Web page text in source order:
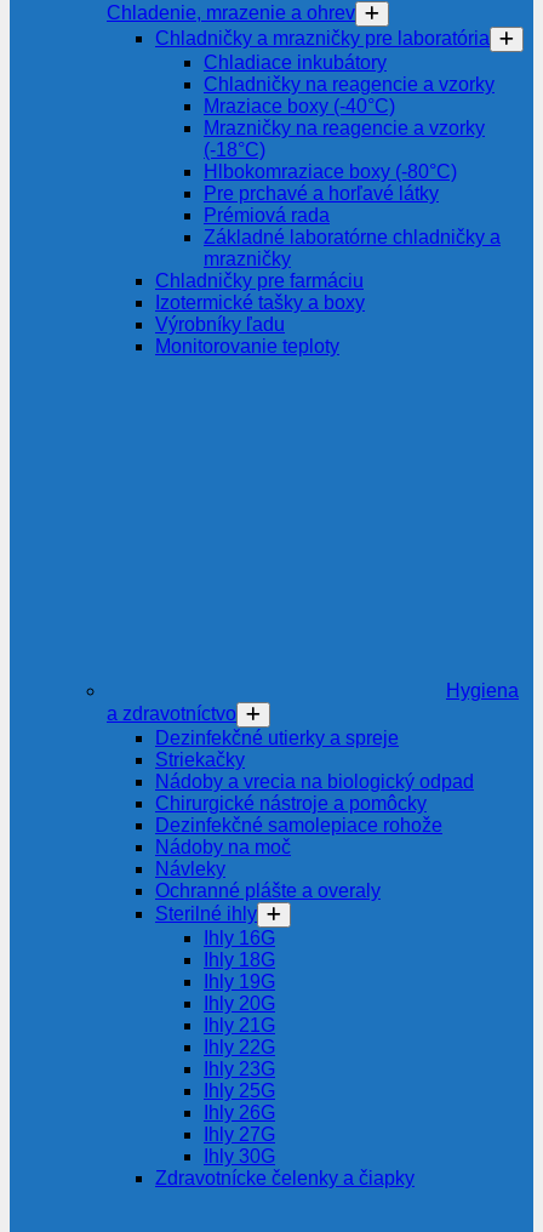
Chladenie, mrazenie a ohrev
Chladničky a mrazničky pre laboratória
Chladiace inkubátory
Chladničky na reagencie a vzorky
Mraziace boxy (-40°C)
Mrazničky na reagencie a vzorky
(-18°C)
Hlbokomraziace boxy (-80°C)
Pre prchavé a horľavé látky
Prémiová rada
Základné laboratórne chladničky a
mrazničky
Chladničky pre farmáciu
Izotermické tašky a boxy
Výrobníky ľadu
Monitorovanie teploty
Hygiena
a zdravotníctvo
Dezinfekčné utierky a spreje
Striekačky
Nádoby a vrecia na biologický odpad
Chirurgické nástroje a pomôcky
Dezinfekčné samolepiace rohože
Nádoby na moč
Návleky
Ochranné plášte a overaly
Sterilné ihly
Ihly 16G
Ihly 18G
Ihly 19G
Ihly 20G
Ihly 21G
Ihly 22G
Ihly 23G
Ihly 25G
Ihly 26G
Ihly 27G
Ihly 30G
Zdravotnícke čelenky a čiapky